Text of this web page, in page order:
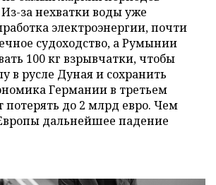
за нехватки воды уже
электроэнергии, почти
судоходство, а Румынии
100 кг взрывчатки, чтобы
в русле Дуная и сохранить
Германии в третьем
потерять до 2 млрд евро. Чем
дальнейшее падение